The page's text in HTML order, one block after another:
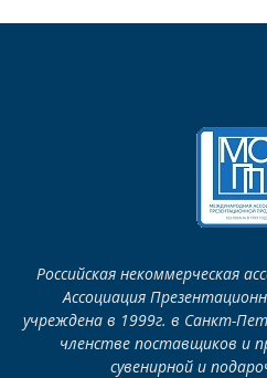
Российская некоммерческая
Ассоциация
учреждена в 1999г. в Санкт-
членстве поставщиков и
сувенирной и